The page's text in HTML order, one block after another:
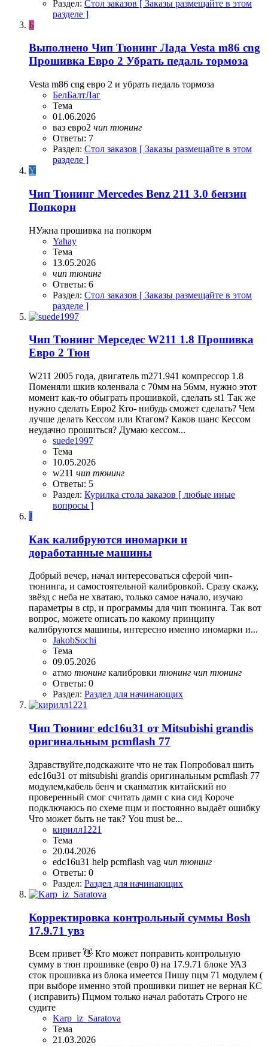
Раздел: Стол заказов [ Заказы размещайте в этом
разделе ]
Б
Выполнено Чип Тюнинг Лада Vesta m86 cng
Прошивка Евро 2 Убрать педаль тормоза
Vesta m86 cng евро 2 и убрать педаль тормоза
БелБалтЛаг
Тема
01.06.2026
ваз евро2 чип тюнинг
Ответы: 7
Раздел: Стол заказов [ Заказы размещайте в этом
разделе ]
Y
Чип Тюнинг Mercedes Benz 211 3.0 бензин
Попкорн
НУжна прошивка на попкорм
Yahay
Тема
13.05.2026
чип тюнинг
Ответы: 6
Раздел: Стол заказов [ Заказы размещайте в этом
разделе ]
Чип Тюнинг Мерседес W211 1.8 Прошивка
Евро 2 Тюн
W211 2005 года, двигатель m271.941 компрессор 1.8
Поменяли шкив коленвала с 70мм на 56мм, нужно этот
момент как-то обыграть прошивкой, сделать st1 Так же
нужно сделать Евро2 Кто- нибудь сможет сделать? Чем
лучше делать Кессом или Ктагом? Каков шанс Кессом
неудачно прошиться? Думаю кессом...
suede1997
Тема
10.05.2026
w211 чип тюнинг
Ответы: 5
Раздел: Курилка стола заказов [ любые иные
вопросы ]
J
Как калибруются иномарки и
доработанные машины
Добрый вечер, начал интересоваться сферой чип-
тюнинга, и самостоятельной калибровкой. Сразу скажу,
звёзд с неба не хватаю, только самое начало, изучаю
параметры в ctp, и программы для чип тюнинга. Так вот
вопрос, можете описать по какому принципу
калибруются машины, интересно именно иномарки и...
JakobSochi
Тема
09.05.2026
атмо тюнинг калибровки тюнинг чип тюнинг
Ответы: 0
Раздел: Раздел для начинающих
Чип Тюнинг edc16u31 от Mitsubishi grandis
оригинальным pcmflash 77
Здравствуйте,подскажите что не так Попробовал шить
edc16u31 от mitsubishi grandis оригинальным pcmflash 77
модулем,кабель бенч и сканматик китайский но
проверенный смог считать дамп с киа сид Короче
подключаюсь по схеме пцм и постоянно выдаёт ошибку
Что может быть не так? You must be...
кирилл1221
Тема
20.04.2026
edc16u31 help pcmflash vag чип тюнинг
Ответы: 0
Раздел: Раздел для начинающих
Корректировка контрольный суммы Bosh
17.9.71 увз
Всем привет 👋 Кто может поправить контрольную
сумму в тюн прошивке (евро 0) на 17.9.71 блоке УАЗ
сток прошивка из блока имеется Пишу пцм 71 модулем (
при выборе именно этой прошивки пишет не верная КС
( исправить) Пцмом только начал работать Строго не
судите
Karp_iz_Saratova
Тема
21.03.2026